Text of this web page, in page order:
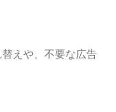
えや、不要な広告